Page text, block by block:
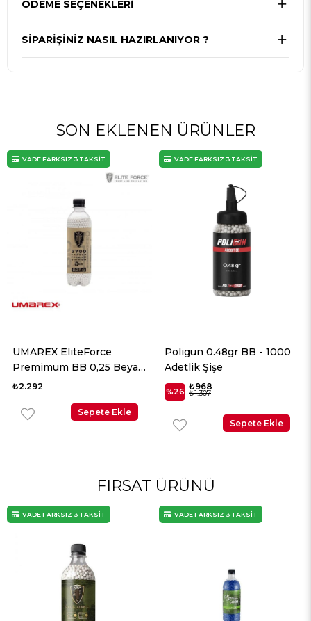
ÖDEME SEÇENEKLERI
SIPARIŞINIZ NASIL HAZIRLANIYOR ?
SON EKLENEN ÜRÜNLER
Poligun 0.48gr BB - 1000
Adetlik Şişe
%26 ₺968
Sepete Ekle
VADE FARKSIZ 3 TAKSİT
Poligun 0.45gr BB - 1000
Adetlik Şişe
%26 ₺784
₺1.058
Sepete Ekle
VADE FARKSIZ 3 TAKSİT
FIRSAT ÜRÜNÜ
VADE FARKSIZ 3 TAKSİT VADE FARKSIZ 3 TAKSİT